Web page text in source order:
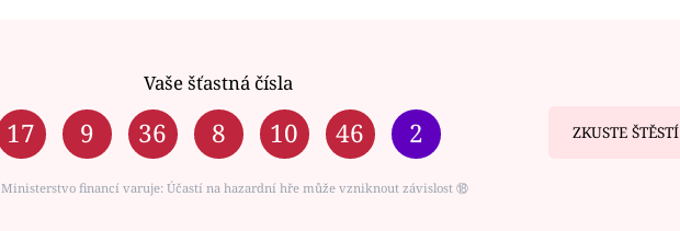
Vaše šťastná čísla
17 9 36 8 10 46 2 ZKUSTE ŠTĚSTÍ
Ministerstvo financí varuje: Účastí na hazardní hře může vzniknout závislost ⑱